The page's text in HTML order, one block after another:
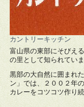
カントリーキッチン
富山県の東部にそびえ
の里として知られていま
黒部の大自然に囲まれ
ン」では、２００２年
カレーをコツコツ作り